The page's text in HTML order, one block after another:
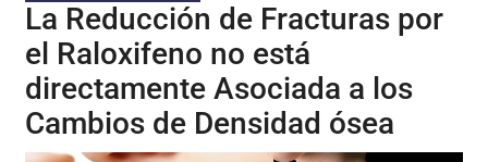
La Reducción de Fracturas por
el Raloxifeno no está
directamente Asociada a los
Cambios de Densidad ósea